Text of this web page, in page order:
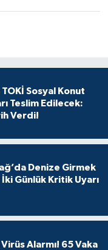
Sosyal Konut
Teslim Edilecek:
Verdi!
Denize Girmek
İki Günlük Kritik Uyarı
Alarmı! 65 Vaka